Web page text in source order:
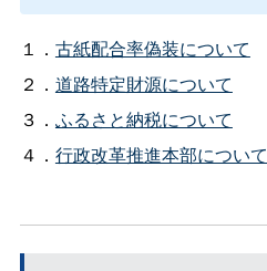
１． 古紙配合率偽装について
２． 道路特定財源について
３． ふるさと納税について
４． 行政改革推進本部について